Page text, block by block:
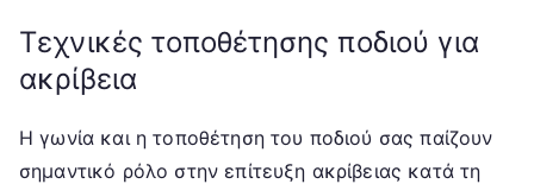
Τεχνικές τοποθέτησης ποδιού για
ακρίβεια
Η γωνία και η τοποθέτηση του ποδιού σας παίζουν
σημαντικό ρόλο στην επίτευξη ακρίβειας κατά τη